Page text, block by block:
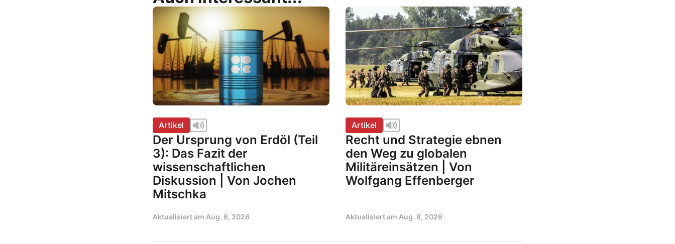
Artikel
Der Ursprung von Erdöl (Teil
3): Das Fazit der
wissenschaftlichen
Diskussion | Von Jochen
Mitschka
Aktualisiert am Aug. 6, 2026
Artikel
Recht und Strategie ebnen
den Weg zu globalen
Militäreinsätzen | Von
Wolfgang Effenberger
Aktualisiert am Aug. 6, 2026